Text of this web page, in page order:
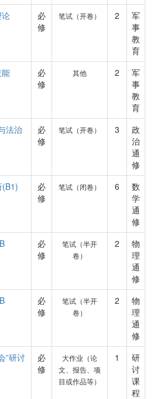
必
修
笔试（开卷） 2
军
事
教
育
必
修
其他 2
军
事
教
育
法治
必
修
笔试（开卷） 3
政
治
通
修
(B1)
必
修
笔试（闭卷） 6
数
学
通
修
必
修
笔试（半开
卷）
2
物
理
通
修
必
修
笔试（半开
卷）
2
物
理
通
修
”研讨
必
修
大作业（论
文、报告、项
目或作品等）
1
研
讨
课
程